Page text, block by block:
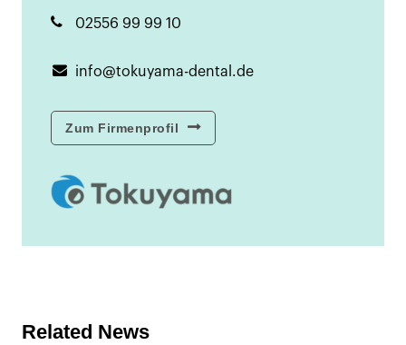
02556 99 99 10
info@tokuyama-dental.de
Zum Firmenprofil
Related News